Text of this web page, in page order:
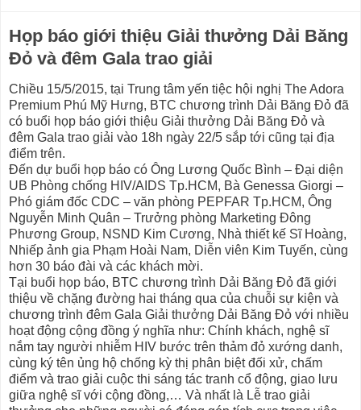
Họp báo giới thiệu Giải thưởng Dải Băng
Đỏ và đêm Gala trao giải
Chiều 15/5/2015, tại Trung tâm yến tiệc hội nghị The Adora
Premium Phú Mỹ Hưng, BTC chương trình Dải Băng Đỏ đã
có buổi họp báo giới thiệu Giải thưởng Dải Băng Đỏ và
đêm Gala trao giải vào 18h ngày 22/5 sắp tới cũng tại địa
điểm trên.
Đến dự buổi họp báo có Ông Lương Quốc Bình – Đại diện
UB Phòng chống HIV/AIDS Tp.HCM, Bà Genessa Giorgi –
Phó giám đốc CDC – văn phòng PEPFAR Tp.HCM, Ông
Nguyễn Minh Quân – Trưởng phòng Marketing Đông
Phương Group, NSND Kim Cương, Nhà thiết kế Sĩ Hoàng,
Nhiếp ảnh gia Phạm Hoài Nam, Diễn viên Kim Tuyến, cùng
hơn 30 báo đài và các khách mời.
Tại buổi họp báo, BTC chương trình Dải Băng Đỏ đã giới
thiệu về chặng đường hai tháng qua của chuỗi sự kiện và
chương trình đêm Gala Giải thưởng Dải Băng Đỏ với nhiều
hoạt động cộng đồng ý nghĩa như: Chính khách, nghệ sĩ
nắm tay người nhiễm HIV bước trên thảm đỏ xướng danh,
cùng ký tên ủng hộ chống kỳ thị phân biệt đối xử, chấm
điểm và trao giải cuộc thi sáng tác tranh cổ động, giao lưu
giữa nghệ sĩ với cộng đồng,… Và nhất là Lễ trao giải